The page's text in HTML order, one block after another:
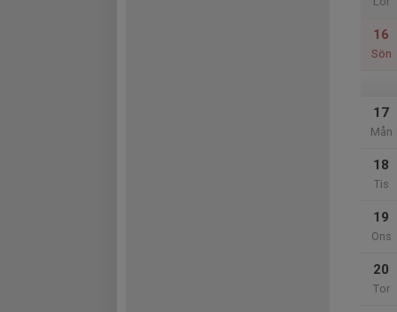
16
Sön
17
Mån
18
Tis
19
Ons
20
Tor